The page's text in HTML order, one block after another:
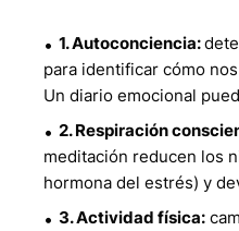
1. Autoconciencia:
para identificar cómo
Un diario emocional
2. Respiración
meditación reducen los
hormona del estrés) y
3. Actividad física: